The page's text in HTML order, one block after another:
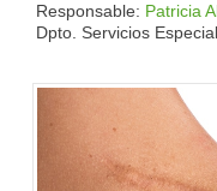
Responsable: Patricia
Dpto. Servicios